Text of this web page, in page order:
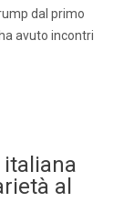
dal primo
avuto incontri
al